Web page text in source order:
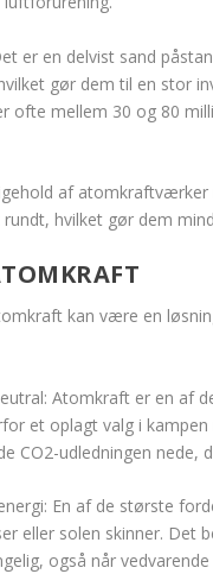
er en delvist sand
gør dem til en stor
ofte mellem 30 og 80
af
rundt, hvilket gør dem
kan være en
Atomkraft er en af
et oplagt valg i
CO2-udledningen
En af de største
eller solen skinner. Det
også når